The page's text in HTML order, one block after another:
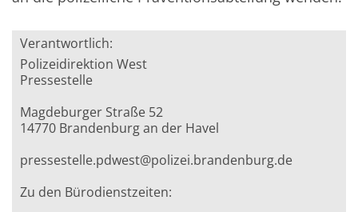
Verantwortlich:
Polizeidirektion West
Pressestelle
Magdeburger Straße 52
14770 Brandenburg an der Havel
pressestelle.pdwest@polizei.brandenburg.de
Zu den Bürodienstzeiten: